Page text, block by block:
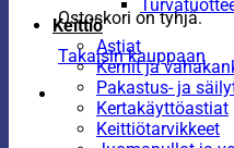
Ostoskori on tyhjä.
Takaisin kauppaan
Keittiö
Astiat
Kernit ja
Pakastus- ja
Kertakäyttöastiat
Keittiötarvikkeet